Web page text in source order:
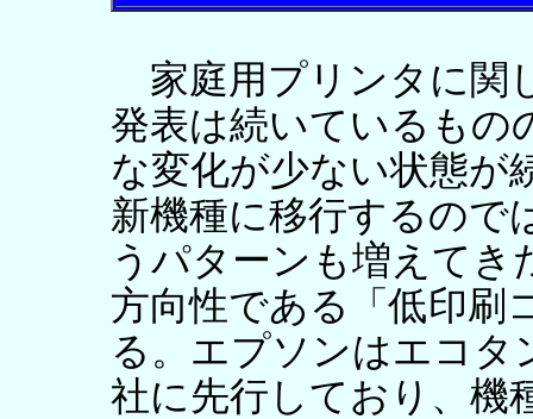
家庭用プリンタに関
発表は続いているもの
な変化が少ない状態が
新機種に移行するので
うパターンも増えてき
方向性である「低印刷
る。エプソンはエコタ
社に先行しており、機